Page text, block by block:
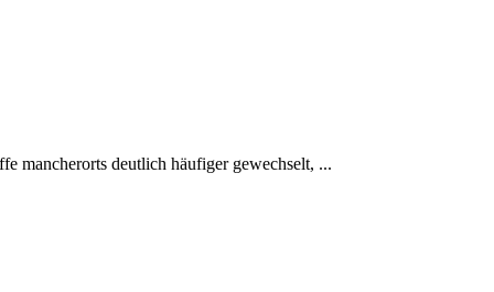
mancherorts deutlich häufiger gewechselt, ...